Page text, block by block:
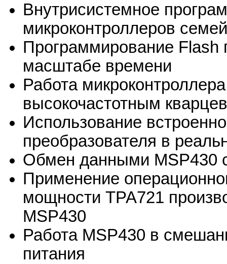
Внутрисистемное
микроконтроллеров
Программирование Flash
масштабе времени
Работа
высокочастотным
Использование
преобразователя в
Обмен данными MSP430
Применение
мощности TPA721
MSP430
Работа MSP430 в
питания